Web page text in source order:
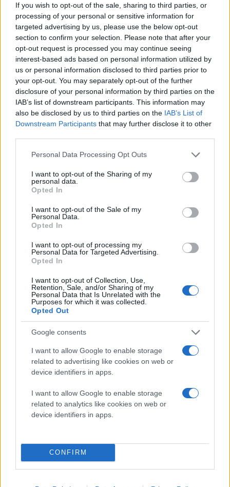
If you wish to opt-out of the sale, sharing to third parties, or
processing of your personal or sensitive information for
targeted advertising by us, please use the below opt-out
section to confirm your selection. Please note that after your
opt-out request is processed you may continue seeing
interest-based ads based on personal information utilized by
us or personal information disclosed to third parties prior to
your opt-out. You may separately opt-out of the further
disclosure of your personal information by third parties on the
IAB’s list of downstream participants. This information may
also be disclosed by us to third parties on the IAB’s List of
Downstream Participants that may further disclose it to other
Please note that this website/app uses one or more Google
not limited to your visit or usage behaviour. You may click to
grant or deny consent to Google and its third-party tags to
use your data for below specified purposes in below Google
consent section.
Personal Data Processing Opt Outs
I want to opt-out of the Sharing of my
personal data.
Opted In
I want to opt-out of the Sale of my
Personal Data.
Opted In
I want to opt-out of processing my
Personal Data for Targeted Advertising.
Opted In
I want to opt-out of Collection, Use,
Retention, Sale, and/or Sharing of my
Personal Data that Is Unrelated with the
Purposes for which it was collected.
Opted Out
Google consents
I want to allow Google to enable storage
related to advertising like cookies on web or
device identifiers in apps.
I want to allow Google to enable storage
related to analytics like cookies on web or
device identifiers in apps.
CONFIRM
77.33 Ενοικίαση και εκμίσθωση μηχανημάτων και
εξοπλισμού γραφείου (συμπεριλαμβανομένων των
ηλεκτρονικών υπολογιστών)
77.34 Ενοικίαση και εκμίσθωση εξοπλισμού πλωτών
μεταφορών
77.39 Ενοικίαση και εκμίσθωση άλλων μηχανημάτων, ειδών
εξοπλισμού και υλικών αγαθών π.δ.κ.α.
80.20 Δραστηριότητες υπηρεσιών συστημάτων προστασίας
81.10 Δραστηριότητες συνδυασμού βοηθητικών υπηρεσιών
81.30 Δραστηριότητες υπηρεσιών τοπίου
82.11 Συνδυασμένες διοικητικές δραστηριότητες γραφείου
82.19 Αναπαραγωγή φωτοτυπιών, προετοιμασία εγγράφων
υποστήριξης
82.91 Δραστηριότητες γραφείων είσπραξης και γραφείων
οικονομικών και εμπορικών πληροφοριών
82.92 Δραστηριότητες συσκευασίας
82.99 Άλλες δραστηριότητες παροχής υπηρεσιών προς τις
επιχειρήσεις π.δ.κ.α.